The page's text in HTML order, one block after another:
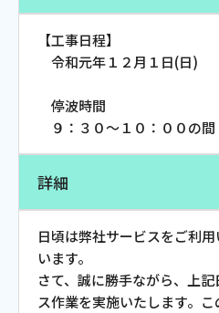
対応エリア
お電話での
【工事日程】
令和元年１２月１日(日)
停波時間
９：３０～１０：００の間
詳細
日頃は弊社サービスをご利
います。
さて、誠に勝手ながら、上
ス作業を実施いたします。